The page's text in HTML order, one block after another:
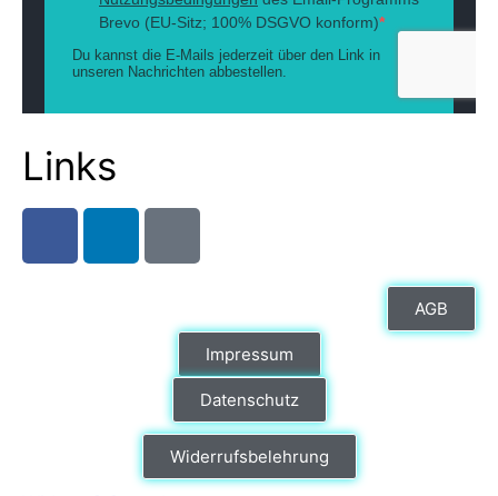
Links
AGB
Impressum
Datenschutz
Widerrufsbelehrung